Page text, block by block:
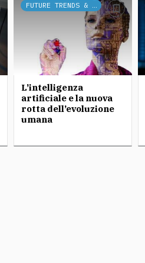
FUTURE TRENDS & TECH
L’intelligenza
artificiale e la nuova
rotta dell’evoluzione
umana